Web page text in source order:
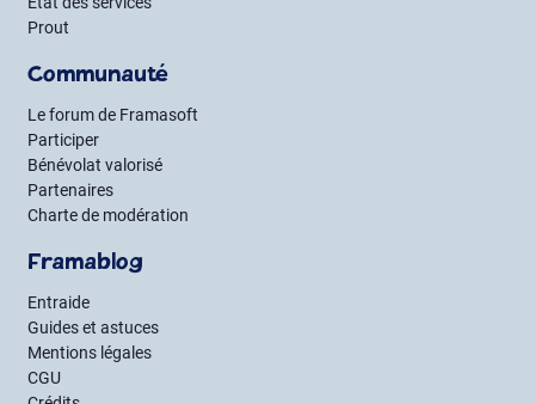
Prout
Communauté
Le forum de Framasoft
Participer
Bénévolat valorisé
Partenaires
Charte de modération
Framablog
Entraide
Guides et astuces
Mentions légales
CGU